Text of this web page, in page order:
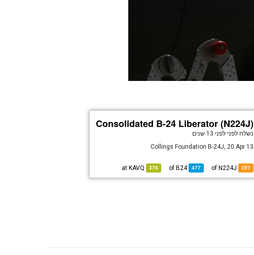
Consolidated B-24 Liberator (N224J)
נשלח לפני לפני 13 שנים
Collings Foundation B-24J, 20 Apr 13
197
477
of
B24
376
KAVQ